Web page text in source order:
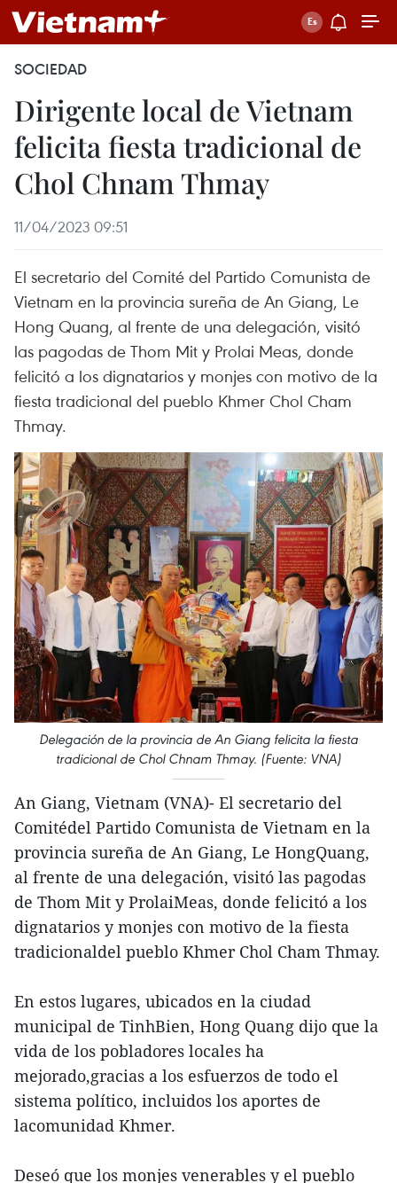
SOCIEDAD
Dirigente local de Vietnam
felicita fiesta tradicional de
Chol Chnam Thmay
11/04/2023 09:51
El secretario del Comité del Partido Comunista de
Vietnam en la provincia sureña de An Giang, Le
Hong Quang, al frente de una delegación, visitó
las pagodas de Thom Mit y Prolai Meas, donde
felicitó a los dignatarios y monjes con motivo de la
fiesta tradicional del pueblo Khmer Chol Cham
Thmay.
Delegación de la provincia de An Giang felicita la fiesta
tradicional de Chol Chnam Thmay. (Fuente: VNA)
An Giang, Vietnam (VNA)- El secretario del
Comitédel Partido Comunista de Vietnam en la
provincia sureña de An Giang, Le HongQuang,
al frente de una delegación, visitó las pagodas
de Thom Mit y ProlaiMeas, donde felicitó a los
dignatarios y monjes con motivo de la fiesta
tradicionaldel pueblo Khmer Chol Cham Thmay.
En estos lugares, ubicados en la ciudad
municipal de TinhBien, Hong Quang dijo que la
vida de los pobladores locales ha
mejorado,gracias a los esfuerzos de todo el
sistema político, incluidos los aportes de
lacomunidad Khmer.
Deseó que los monjes venerables y el pueblo